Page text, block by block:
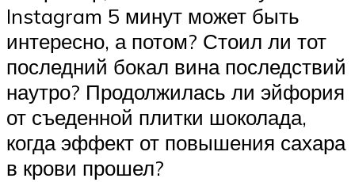
Instagram 5 минут может быть
интересно, а потом? Стоил ли тот
последний бокал вина последствий
наутро? Продолжилась ли эйфория
от съеденной плитки шоколада,
когда эффект от повышения сахара
в крови прошел?